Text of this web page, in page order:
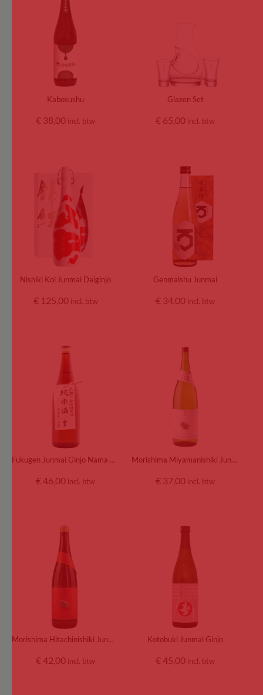
Kabosushu
€ 38,00 incl. btw
Glazen Set
€ 65,00 incl. btw
Nishiki Koi Junmai Daiginjo
€125,00 incl. btw
Genmaishu Junmai
€ 34,00 incl. btw
Fukugen Junmai Ginjo Nama Genshu Muroka
€ 46,00 incl. btw
Morishima Miyamanishiki Junmai
€ 37,00 incl. btw
Morishima Hitachinishiki Junmai Ginjo
€ 42,00 incl. btw
Kotobuki Junmai Ginjo
€ 45,00 incl. btw